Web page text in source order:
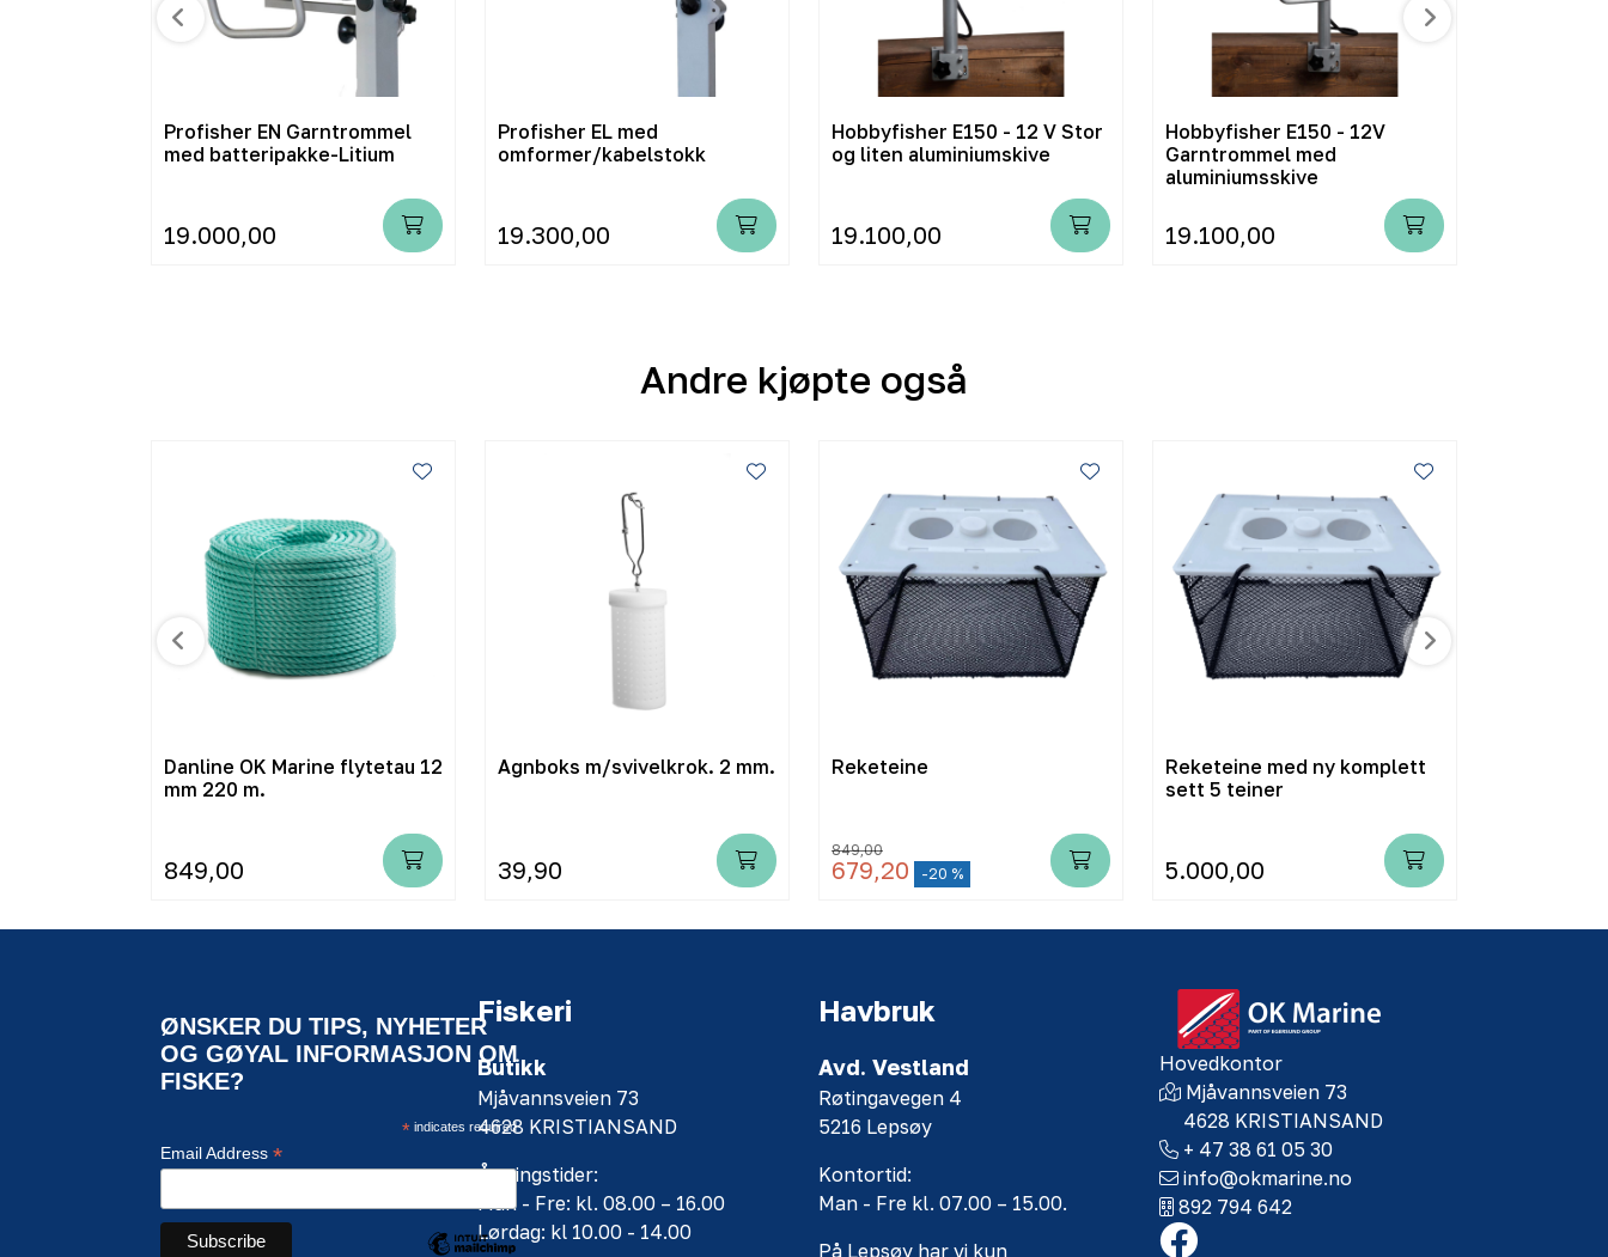
Profisher EN Garntrommel
med batteripakke-Litium
19.000,00
Profisher EL med
omformer/kabelstokk
19.300,00
Hobbyfisher E150 - 12 V Stor
og liten aluminiumskive
19.100,00
Hobbyfisher E150 - 12V
Garntrommel med
aluminiumsskive
19.100,00
Andre kjøpte også
Danline OK Marine flytetau 12
mm 220 m.
849,00
Agnboks m/svivelkrok. 2 mm.
39,90
Reketeine
849,00
679,20 -20 %
Reketeine med ny komplett
sett 5 teiner
5.000,00
ØNSKER DU TIPS, NYHETER
OG GØYAL INFORMASJON OM
FISKE?
*indicates required
Email Address *
Fiskeri
Butikk
Mjåvannsveien 73
4628 KRISTIANSAND
Åpningstider:
Man - Fre: kl. 08.00 – 16.00
Lørdag: kl 10.00 - 14.00
Havbruk
Avd. Vestland
Røtingavegen 4
5216 Lepsøy
Kontortid:
Man - Fre kl. 07.00 – 15.00.
På Lepsøy har vi kun
Hovedkontor
Mjåvannsveien 73
4628 KRISTIANSAND
+ 47 38 61 05 30
info@okmarine.no
892 794 642